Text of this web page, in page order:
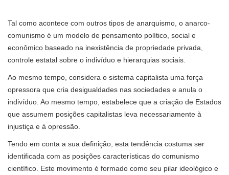
Tal como acontece com outros tipos de anarquismo, o anarco-
comunismo é um modelo de pensamento político, social e
econômico baseado na inexistência de propriedade privada,
controle estatal sobre o indivíduo e hierarquias sociais.
Ao mesmo tempo, considera o sistema capitalista uma força
opressora que cria desigualdades nas sociedades e anula o
indivíduo. Ao mesmo tempo, estabelece que a criação de Estados
que assumem posições capitalistas leva necessariamente à
injustiça e à opressão.
Tendo em conta a sua definição, esta tendência costuma ser
identificada com as posições características do comunismo
científico. Este movimento é formado como seu pilar ideológico e